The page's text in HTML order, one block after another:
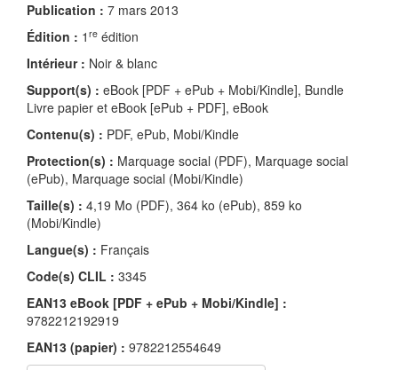
Publication : 7 mars 2013
Édition : 1 re édition
Intérieur : Noir & blanc
Support(s) : eBook [PDF + ePub + Mobi/Kindle], Bundle
Livre papier et eBook [ePub + PDF], eBook
Contenu(s) : PDF, ePub, Mobi/Kindle
Protection(s) : Marquage social (PDF), Marquage social
(ePub), Marquage social (Mobi/Kindle)
Taille(s) : 4,19 Mo (PDF), 364 ko (ePub), 859 ko
(Mobi/Kindle)
Langue(s) : Français
Code(s) CLIL : 3345
EAN13 eBook [PDF + ePub + Mobi/Kindle] :
9782212192919
EAN13 (papier) : 9782212554649